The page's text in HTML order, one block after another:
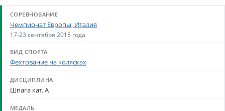
Чемпионат Европы, Италия
17-23 сентября 2018 года
Фехтование на колясках
Шпага кат. А